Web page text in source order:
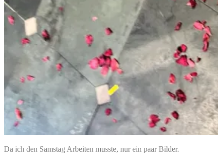
Da ich den Samstag Arbeiten musste, nur ein paar Bilder.